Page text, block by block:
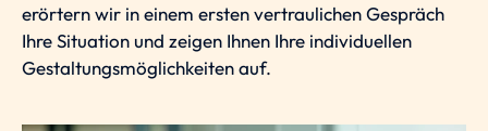
erörtern wir in einem ersten vertraulichen Gespräch
Ihre Situation und zeigen Ihnen Ihre individuellen
Gestaltungsmöglichkeiten auf.